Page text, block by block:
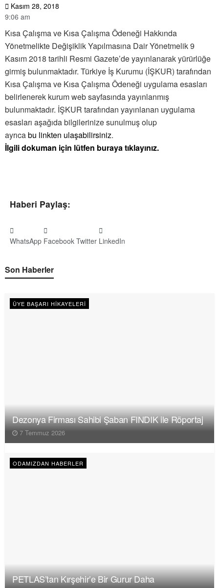
Kasım 28, 2018
9:06 am
Kısa Çalışma ve Kısa Çalışma Ödeneği Hakkında
Yönetmelikte Değişiklik Yapılmasına Dair Yönetmelik 9
Kasım 2018 tarihli Resmi Gazete’de yayınlanarak yürürlüğe
girmiş bulunmaktadır.​ Türkiye İş Kurumu (İŞKUR) tarafından
Kısa Çalışma ve Kısa Çalışma Ödeneği uygulama esasları
belirlenerek kurum web sayfasında yayınlanmış
bulunmaktadır. İŞKUR tarafından yayınlanan uygulama
esasları aşağıda bilgilerinize sunulmuş olup
ayrıcabu linkten ulaşabilirsiniz.
İlgili dokuman için lütfen buraya tıklayınız.
Haberi Paylaş:
WhatsApp Facebook Twitter LinkedIn
Son Haberler
ÜYE BAŞARI HIKAYELERI
Dezonya Firması Sahibi Şaban FINDIK ile Röportaj
7 Temmuz 2026
ODAMIZDAN HABERLER
PETLAS’tan Kırşehir’e Bir Gurur Daha